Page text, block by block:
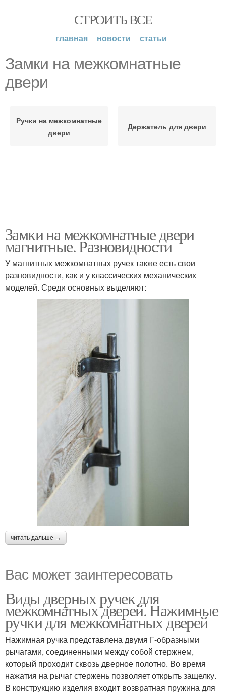
СТРОИТЬ ВСЕ
главная новости статьи
Замки на межкомнатные
двери
Ручки на межкомнатные
двери
Держатель для двери
Замки на межкомнатные двери
магнитные. Разновидности
У магнитных межкомнатных ручек также есть свои
разновидности, как и у классических механических
моделей. Среди основных выделяют:
читать дальше →
Вас может заинтересовать
Виды дверных ручек для
межкомнатных дверей. Нажимные
ручки для межкомнатных дверей
Нажимная ручка представлена двумя Г-образными
рычагами, соединенными между собой стержнем,
который проходит сквозь дверное полотно. Во время
нажатия на рычаг стержень позволяет открыть защелку.
В конструкцию изделия входит возвратная пружина для